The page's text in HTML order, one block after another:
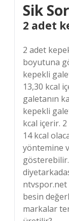
Sik
2 adet
2 adet
boyutuna
kepekli
13,30 kcal
galetanın
kepekli
kcal içerir.
14 kcal
yöntemine
ntvspor.net
besin
markalar